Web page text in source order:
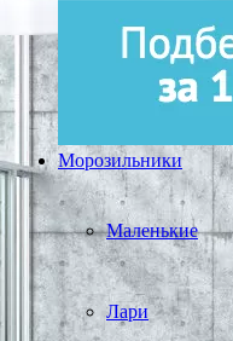
Морозильники
Маленькие
Лари